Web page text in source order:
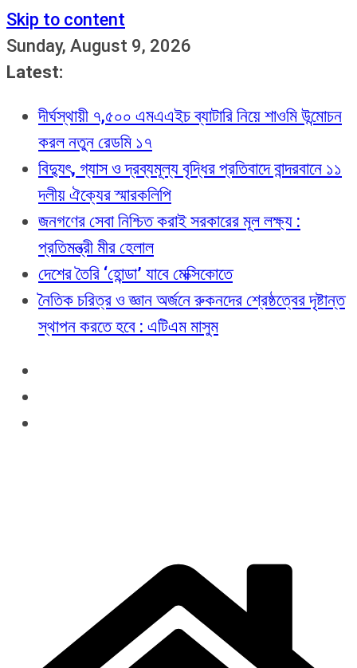
Skip to content
Sunday, August 9, 2026
Latest:
দীর্ঘস্থায়ী ৭,৫০০ এমএএইচ ব্যাটারি নিয়ে শাওমি উন্মোচন
করল নতুন রেডমি ১৭
বিদ্যুৎ, গ্যাস ও দ্রব্যমূল্য বৃদ্ধির প্রতিবাদে বান্দরবানে ১১
দলীয় ঐক্যের স্মারকলিপি
জনগণের সেবা নিশ্চিত করাই সরকারের মূল লক্ষ্য :
প্রতিমন্ত্রী মীর হেলাল
দেশের তৈরি ‘হোন্ডা’ যাবে মেক্সিকোতে
নৈতিক চরিত্র ও জ্ঞান অর্জনে রুকনদের শ্রেষ্ঠত্বের দৃষ্টান্ত
স্থাপন করতে হবে : এটিএম মাসুম